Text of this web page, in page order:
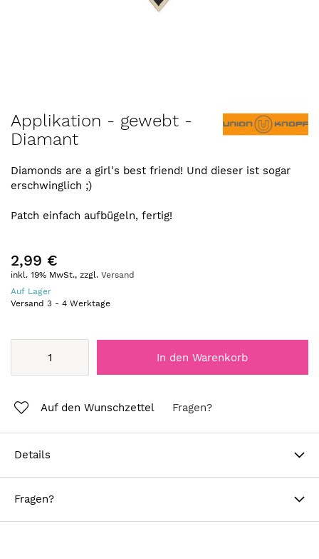
Anfang
der
springen
Applikation - gewebt -
Diamant
Diamonds are a girl's best friend! Und dieser ist sogar
erschwinglich ;)
Patch einfach aufbügeln, fertig!
2,99 €
inkl. 19% MwSt., zzgl. Versand
Auf Lager
Versand 3 - 4 Werktage
In den Warenkorb
Auf den Wunschzettel Fragen?
Details
Fragen?